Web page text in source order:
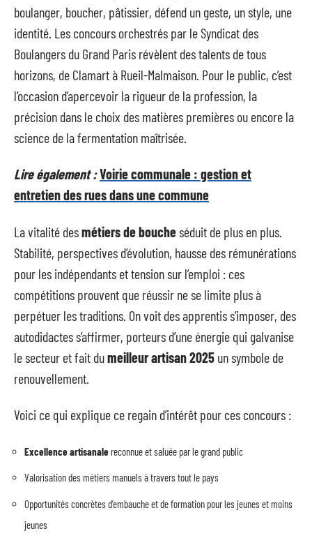
boulanger, boucher, pâtissier, défend un geste, un style, une
identité. Les concours orchestrés par le Syndicat des
Boulangers du Grand Paris révèlent des talents de tous
horizons, de Clamart à Rueil-Malmaison. Pour le public, c’est
l’occasion d’apercevoir la rigueur de la profession, la
précision dans le choix des matières premières ou encore la
science de la fermentation maîtrisée.
Lire également :Voirie communale : gestion et
entretien des rues dans une commune
La vitalité desmétiers de boucheséduit de plus en plus.
Stabilité, perspectives d’évolution, hausse des rémunérations
pour les indépendants et tension sur l’emploi : ces
compétitions prouvent que réussir ne se limite plus à
perpétuer les traditions. On voit des apprentis s’imposer, des
autodidactes s’affirmer, porteurs d’une énergie qui galvanise
le secteur et fait dumeilleur artisan 2025 un symbole de
renouvellement.
Voici ce qui explique ce regain d’intérêt pour ces concours :
Excellence artisanale reconnue et saluée par le grand public
Valorisation des métiers manuels à travers tout le pays
Opportunités concrètes d’embauche et de formation pour les jeunes et moins
jeunes